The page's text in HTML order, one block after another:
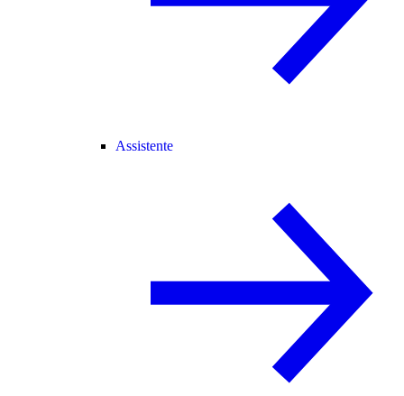
Assistente